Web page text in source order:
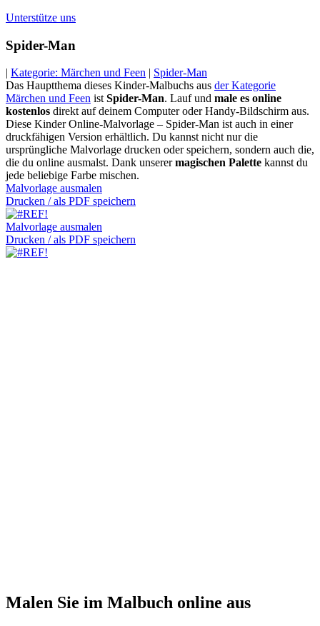
Unterstütze uns
Spider-Man
| Kategorie: Märchen und Feen | Spider-Man
Das Hauptthema dieses Kinder-Malbuchs aus der Kategorie
Märchen und Feen istSpider-Man. Lauf und male es online
kostenlos direkt auf deinem Computer oder Handy-Bildschirm aus.
Diese Kinder Online-Malvorlage – Spider-Man ist auch in einer
druckfähigen Version erhältlich. Du kannst nicht nur die
ursprüngliche Malvorlage drucken oder speichern, sondern auch die,
die du online ausmalst. Dank unserermagischen Palette kannst du
jede beliebige Farbe mischen.
Malvorlage ausmalen
Drucken / als PDF speichern
Malvorlage ausmalen
Drucken / als PDF speichern
Malen Sie im Malbuch online aus